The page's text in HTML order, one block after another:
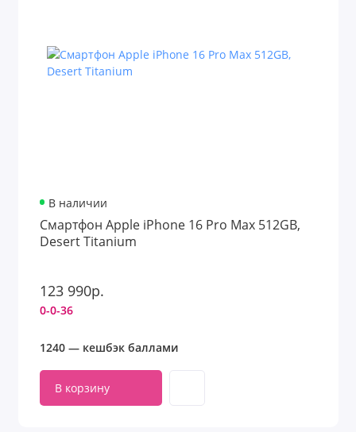
В наличии
Смартфон Apple iPhone 16 Pro Max 512GB,
Desert Titanium
123 990р.
0-0-36
1240 — кешбэк баллами
В корзину